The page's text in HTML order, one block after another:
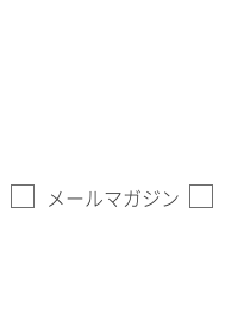
メールマガジン